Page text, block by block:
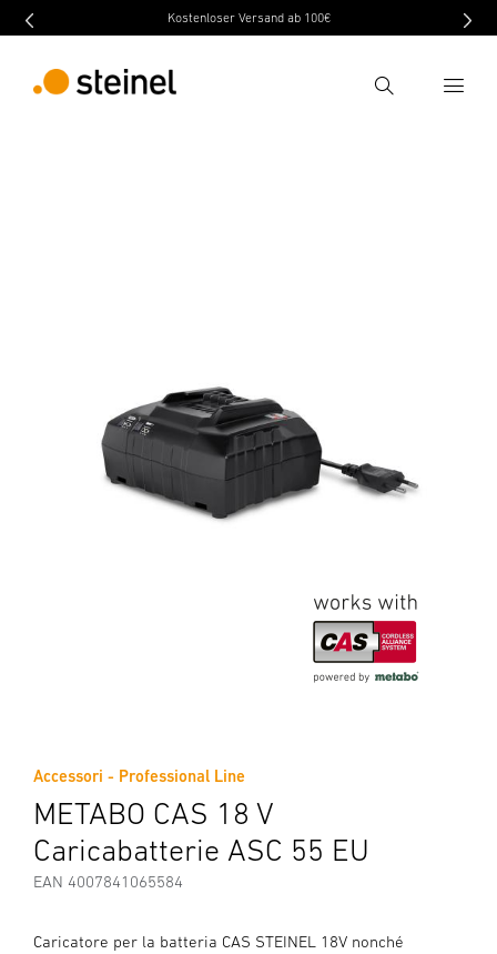
Kostenloser Versand ab 100€
Ricerca
Accessori - Professional Line
METABO CAS 18 V
Caricabatterie ASC 55 EU
EAN 4007841065584
Caricatore per la batteria CAS STEINEL 18V nonché